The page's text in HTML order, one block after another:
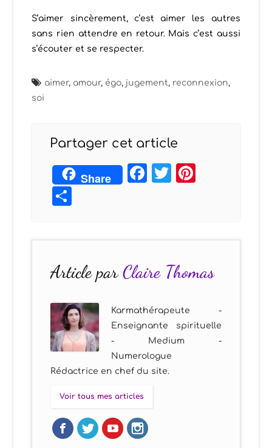
S’aimer sincèrement, c’est aimer les autres
sans rien attendre en retour. Mais c’est aussi
s’écouter et se respecter.
aimer, amour, égo, jugement, reconnexion,
soi
Partager cet article
Share Facebook
Twitter
Article parClaire Thomas
Karmathérapeute -
Enseignante spirituelle
- Medium -
Numerologue
Rédactrice en chef du site.
Voir tous mes articles